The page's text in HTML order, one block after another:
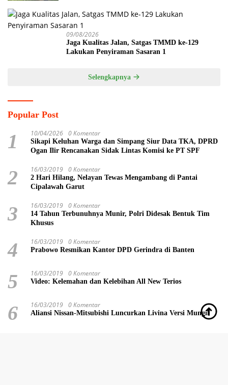
09/08/2026
Jaga Kualitas Jalan, Satgas TMMD ke-129
Lakukan Penyiraman Sasaran 1
Selengkapnya
Popular Post
1 10/04/2026 0 Komentar
Sikapi Keluhan Warga dan Simpang Siur Data TKA, DPRD
Ogan Ilir Rencanakan Sidak Lintas Komisi ke PT SPF
2 16/03/2019 0 Komentar
2 Hari Hilang, Nelayan Tewas Mengambang di Pantai
Cipalawah Garut
3 16/03/2019 0 Komentar
14 Tahun Terbunuhnya Munir, Polri Didesak Bentuk Tim
Khusus
4 16/03/2019 0 Komentar
Prabowo Resmikan Kantor DPD Gerindra di Banten
5 16/03/2019 0 Komentar
Video: Kelemahan dan Kelebihan All New Terios
6 16/03/2019 0 Komentar
Aliansi Nissan-Mitsubishi Luncurkan Livina Versi Mungil